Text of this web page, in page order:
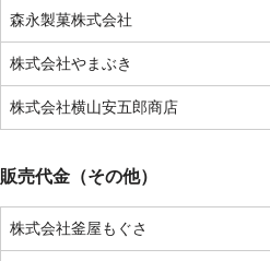
森永製菓株式会社
株式会社やまぶき
株式会社横山安五郎商店
販売代金（その他）
株式会社釜屋もぐさ